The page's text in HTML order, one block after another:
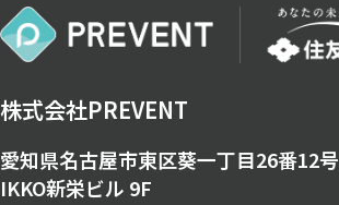
株式会社PREVENT
愛知県名古屋市東区葵一丁目26番12号
IKKO新栄ビル 9F